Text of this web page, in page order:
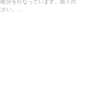
分を行なっています。我々の
い。...